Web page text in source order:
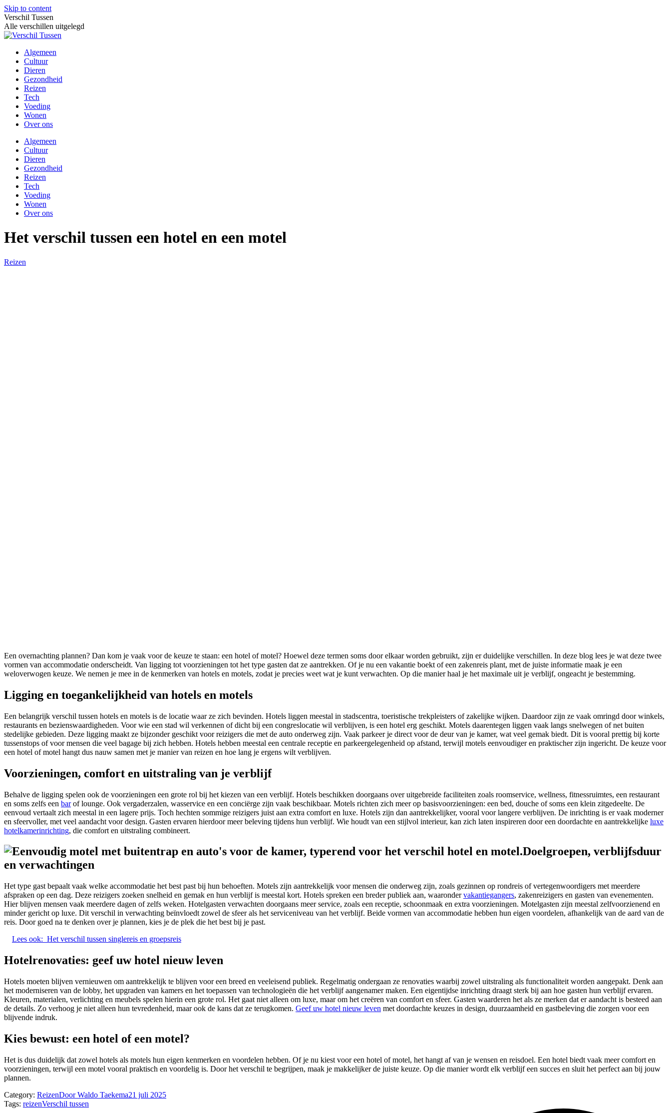
Skip to content
Verschil Tussen
Alle verschillen uitgelegd
Algemeen
Cultuur
Dieren
Gezondheid
Reizen
Tech
Voeding
Wonen
Over ons
Algemeen
Cultuur
Dieren
Gezondheid
Reizen
Tech
Voeding
Wonen
Over ons
Het verschil tussen een hotel en een motel
Reizen
Een overnachting plannen? Dan kom je vaak voor de keuze te staan: een hotel of motel? Hoewel deze termen soms door elkaar worden gebruikt, zijn er duidelijke verschillen. In deze blog lees je wat deze twee
vormen van accommodatie onderscheidt. Van ligging tot voorzieningen tot het type gasten dat ze aantrekken. Of je nu een vakantie boekt of een zakenreis plant, met de juiste informatie maak je een
weloverwogen keuze. We nemen je mee in de kenmerken van hotels en motels, zodat je precies weet wat je kunt verwachten. Op die manier haal je het maximale uit je verblijf, ongeacht je bestemming.
Ligging en toegankelijkheid van hotels en motels
Een belangrijk verschil tussen hotels en motels is de locatie waar ze zich bevinden. Hotels liggen meestal in stadscentra, toeristische trekpleisters of zakelijke wijken. Daardoor zijn ze vaak omringd door winkels,
restaurants en bezienswaardigheden. Voor wie een stad wil verkennen of dicht bij een congreslocatie wil verblijven, is een hotel erg geschikt. Motels daarentegen liggen vaak langs snelwegen of net buiten
stedelijke gebieden. Deze ligging maakt ze bijzonder geschikt voor reizigers die met de auto onderweg zijn. Vaak parkeer je direct voor de deur van je kamer, wat veel gemak biedt. Dit is vooral prettig bij korte
tussenstops of voor mensen die veel bagage bij zich hebben. Hotels hebben meestal een centrale receptie en parkeergelegenheid op afstand, terwijl motels eenvoudiger en praktischer zijn ingericht. De keuze voor
een hotel of motel hangt dus nauw samen met je manier van reizen en hoe lang je ergens wilt verblijven.
Voorzieningen, comfort en uitstraling van je verblijf
Behalve de ligging spelen ook de voorzieningen een grote rol bij het kiezen van een verblijf. Hotels beschikken doorgaans over uitgebreide faciliteiten zoals roomservice, wellness, fitnessruimtes, een restaurant
en soms zelfs een barof lounge. Ook vergaderzalen, wasservice en een conciërge zijn vaak beschikbaar. Motels richten zich meer op basisvoorzieningen: een bed, douche of soms een klein zitgedeelte. De
eenvoud vertaalt zich meestal in een lagere prijs. Toch hechten sommige reizigers juist aan extra comfort en luxe. Hotels zijn dan aantrekkelijker, vooral voor langere verblijven. De inrichting is er vaak moderner
en sfeervoller, met veel aandacht voor design. Gasten ervaren hierdoor meer beleving tijdens hun verblijf. Wie houdt van een stijlvol interieur, kan zich laten inspireren door een doordachte en aantrekkelijke luxe
hotelkamerinrichting, die comfort en uitstraling combineert.
Doelgroepen, verblijfsduur
en verwachtingen
Het type gast bepaalt vaak welke accommodatie het best past bij hun behoeften. Motels zijn aantrekkelijk voor mensen die onderweg zijn, zoals gezinnen op rondreis of vertegenwoordigers met meerdere
afspraken op een dag. Deze reizigers zoeken snelheid en gemak en hun verblijf is meestal kort. Hotels spreken een breder publiek aan, waarondervakantiegangers, zakenreizigers en gasten van evenementen.
Hier blijven mensen vaak meerdere dagen of zelfs weken. Hotelgasten verwachten doorgaans meer service, zoals een receptie, schoonmaak en extra voorzieningen. Motelgasten zijn meestal zelfvoorzienend en
minder gericht op luxe. Dit verschil in verwachting beïnvloedt zowel de sfeer als het serviceniveau van het verblijf. Beide vormen van accommodatie hebben hun eigen voordelen, afhankelijk van de aard van de
reis. Door goed na te denken over je plannen, kies je de plek die het best bij je past.
Lees ook: Het verschil tussen singlereis en groepsreis
Hotelrenovaties: geef uw hotel nieuw leven
Hotels moeten blijven vernieuwen om aantrekkelijk te blijven voor een breed en veeleisend publiek. Regelmatig ondergaan ze renovaties waarbij zowel uitstraling als functionaliteit worden aangepakt. Denk aan
het moderniseren van de lobby, het upgraden van kamers en het toepassen van technologieën die het verblijf aangenamer maken. Een eigentijdse inrichting draagt sterk bij aan hoe gasten hun verblijf ervaren.
Kleuren, materialen, verlichting en meubels spelen hierin een grote rol. Het gaat niet alleen om luxe, maar om het creëren van comfort en sfeer. Gasten waarderen het als ze merken dat er aandacht is besteed aan
de details. Zo verhoog je niet alleen hun tevredenheid, maar ook de kans dat ze terugkomen. Geef uw hotel nieuw leven met doordachte keuzes in design, duurzaamheid en gastbeleving die zorgen voor een
blijvende indruk.
Kies bewust: een hotel of een motel?
Het is dus duidelijk dat zowel hotels als motels hun eigen kenmerken en voordelen hebben. Of je nu kiest voor een hotel of motel, het hangt af van je wensen en reisdoel. Een hotel biedt vaak meer comfort en
voorzieningen, terwijl een motel vooral praktisch en voordelig is. Door het verschil te begrijpen, maak je makkelijker de juiste keuze. Op die manier wordt elk verblijf een succes en sluit het perfect aan bij jouw
plannen.
Category: ReizenDoorWaldo Taekema21 juli 2025
Tags: reizenVerschil tussen